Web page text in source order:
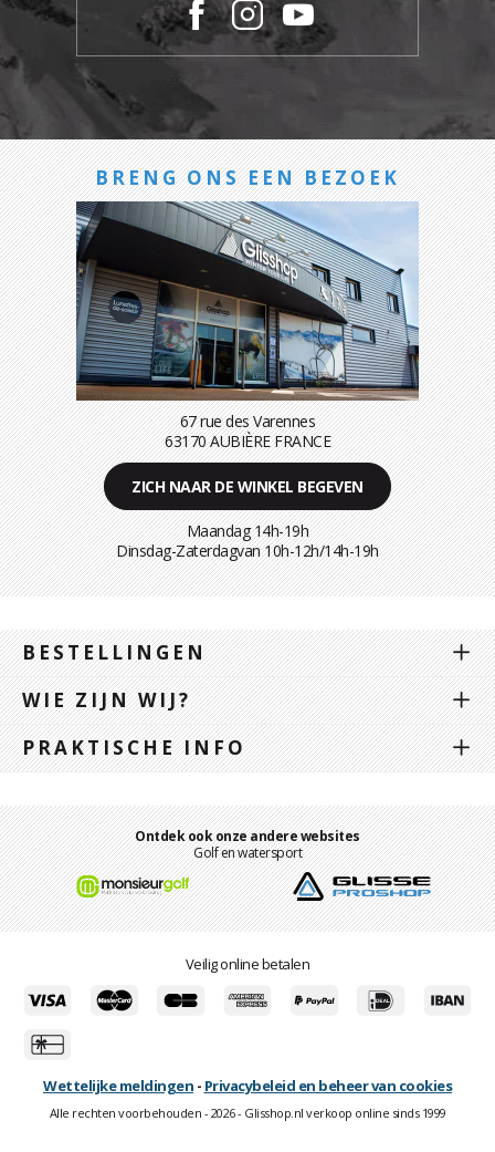
BRENG ONS EEN BEZOEK
67 rue des Varennes
63170 AUBIÈRE FRANCE
ZICH NAAR DE WINKEL BEGEVEN
Maandag 14h-19h
Dinsdag-Zaterdagvan 10h-12h/14h-19h
BESTELLINGEN
WIE ZIJN WIJ?
PRAKTISCHE INFO
Ontdek ook onze andere websites
Golf en watersport
Veilig online betalen
Wettelijke meldingen - Privacybeleid en beheer van cookies
Alle rechten voorbehouden - 2026 - Glisshop.nl verkoop online sinds 1999